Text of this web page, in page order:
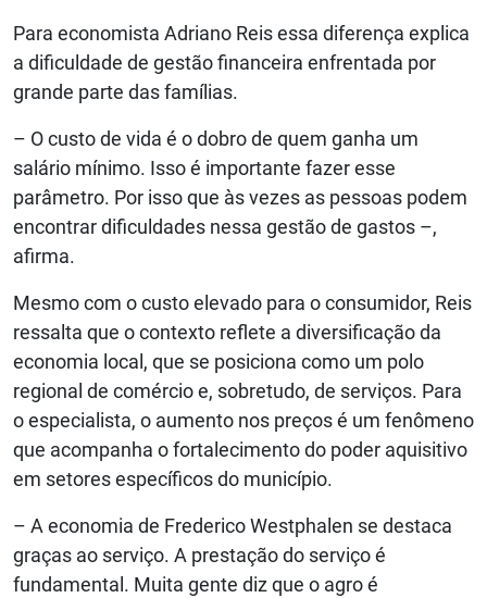
Para economista Adriano Reis essa diferença explica
a dificuldade de gestão financeira enfrentada por
grande parte das famílias.
– O custo de vida é o dobro de quem ganha um
salário mínimo. Isso é importante fazer esse
parâmetro. Por isso que às vezes as pessoas podem
encontrar dificuldades nessa gestão de gastos –,
afirma.
Mesmo com o custo elevado para o consumidor, Reis
ressalta que o contexto reflete a diversificação da
economia local, que se posiciona como um polo
regional de comércio e, sobretudo, de serviços. Para
o especialista, o aumento nos preços é um fenômeno
que acompanha o fortalecimento do poder aquisitivo
em setores específicos do município.
– A economia de Frederico Westphalen se destaca
graças ao serviço. A prestação do serviço é
fundamental. Muita gente diz que o agro é